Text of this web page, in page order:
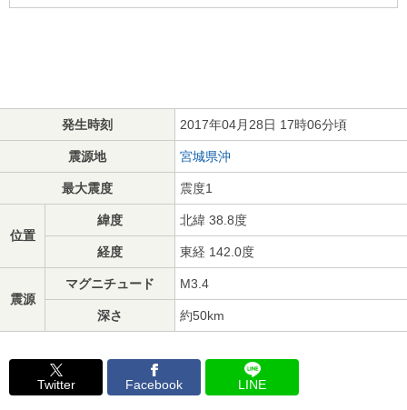
発生時刻 2017年04月28日 17時06分頃
震源地 宮城県沖
最大震度 震度1
位置
緯度 北緯 38.8度
経度 東経 142.0度
震源
マグニチュード M3.4
深さ 約50km
Twitter Facebook LINE